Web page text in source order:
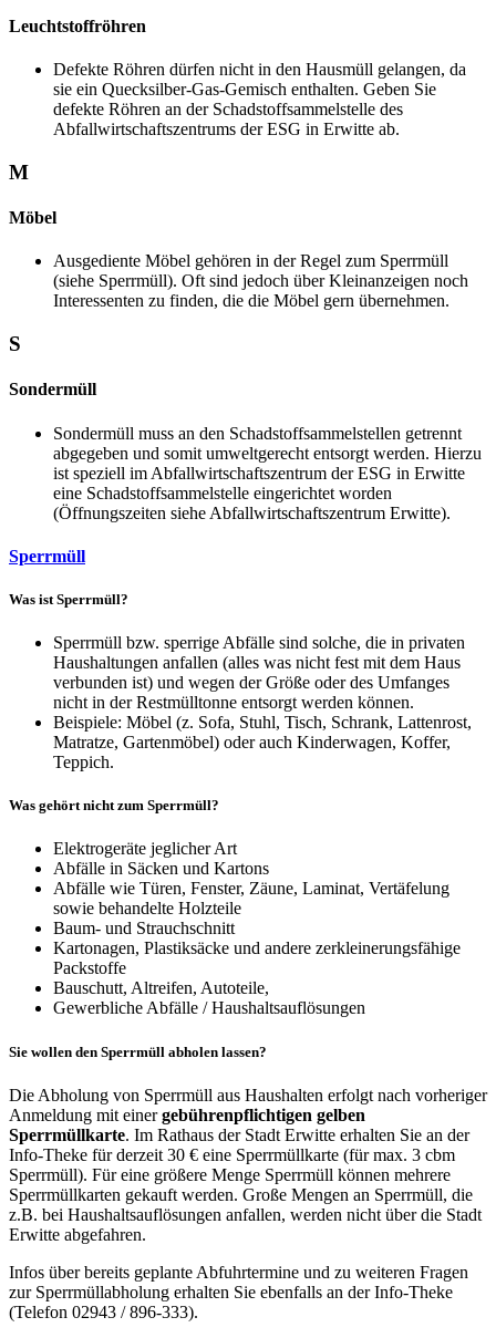
Leuchtstoffröhren
Defekte Röhren dürfen nicht in den Hausmüll gelangen, da
sie ein Quecksilber-Gas-Gemisch enthalten. Geben Sie
defekte Röhren an der Schadstoffsammelstelle des
Abfallwirtschaftszentrums der ESG in Erwitte ab.
M
Möbel
Ausgediente Möbel gehören in der Regel zum Sperrmüll
(siehe Sperrmüll). Oft sind jedoch über Kleinanzeigen noch
Interessenten zu finden, die die Möbel gern übernehmen.
S
Sondermüll
Sondermüll muss an den Schadstoffsammelstellen getrennt
abgegeben und somit umweltgerecht entsorgt werden. Hierzu
ist speziell im Abfallwirtschaftszentrum der ESG in Erwitte
eine Schadstoffsammelstelle eingerichtet worden
(Öffnungszeiten siehe Abfallwirtschaftszentrum Erwitte).
Sperrmüll
Was ist Sperrmüll?
Sperrmüll bzw. sperrige Abfälle sind solche, die in privaten
Haushaltungen anfallen (alles was nicht fest mit dem Haus
verbunden ist) und wegen der Größe oder des Umfanges
nicht in der Restmülltonne entsorgt werden können.
Beispiele: Möbel (z. Sofa, Stuhl, Tisch, Schrank, Lattenrost,
Matratze, Gartenmöbel) oder auch Kinderwagen, Koffer,
Teppich.
Was gehört nicht zum Sperrmüll?
Elektrogeräte jeglicher Art
Abfälle in Säcken und Kartons
Abfälle wie Türen, Fenster, Zäune, Laminat, Vertäfelung
sowie behandelte Holzteile
Baum- und Strauchschnitt
Kartonagen, Plastiksäcke und andere zerkleinerungsfähige
Packstoffe
Bauschutt, Altreifen, Autoteile,
Gewerbliche Abfälle / Haushaltsauflösungen
Sie wollen den Sperrmüll abholen lassen?
Die Abholung von Sperrmüll aus Haushalten erfolgt nach vorheriger
Anmeldung mit einergebührenpflichtigen gelben
Sperrmüllkarte. Im Rathaus der Stadt Erwitte erhalten Sie an der
Info-Theke für derzeit 30 € eine Sperrmüllkarte (für max. 3 cbm
Sperrmüll). Für eine größere Menge Sperrmüll können mehrere
Sperrmüllkarten gekauft werden. Große Mengen an Sperrmüll, die
z.B. bei Haushaltsauflösungen anfallen, werden nicht über die Stadt
Erwitte abgefahren.
Infos über bereits geplante Abfuhrtermine und zu weiteren Fragen
zur Sperrmüllabholung erhalten Sie ebenfalls an der Info-Theke
(Telefon 02943 / 896-333).